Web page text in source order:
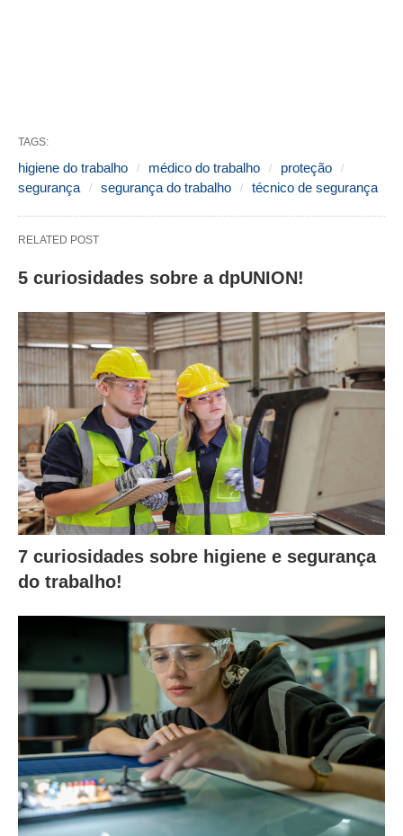
TAGS:
higiene do trabalho médico do trabalho
proteção
segurança
segurança do trabalho técnico de segurança
RELATED POST
5 curiosidades sobre a dpUNION!
7 curiosidades sobre higiene e segurança
do trabalho!